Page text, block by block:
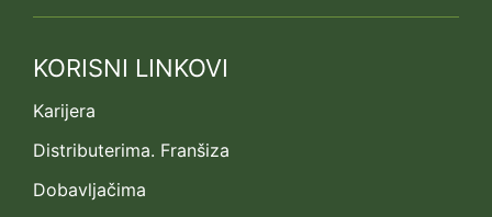
KORISNI LINKOVI
Karijera
Distributerima. Franšiza
Dobavljačima